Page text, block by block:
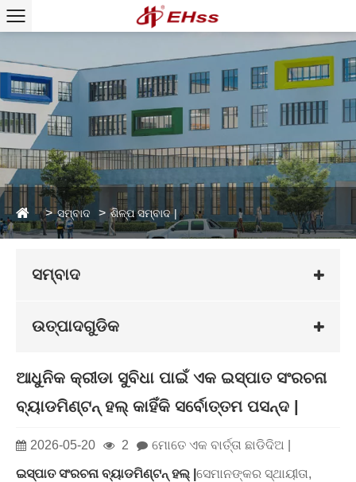
ସମ୍ବାଦ ଶିଳ୍ପ ସମ୍ବାଦ |
ସମ୍ବାଦ
ଉତ୍ପାଦଗୁଡିକ
ଆଧୁନିକ କ୍ରୀଡା ସୁବିଧା ପାଇଁ ଏକ ଇସ୍ପାତ ସଂରଚନା
ବ୍ୟାଡମିଣ୍ଟନ୍ ହଲ୍ କାହିଁକି ସର୍ବୋତ୍ତମ ପସନ୍ଦ |
2026-05-20 2 ମୋତେ ଏକ ବାର୍ତ୍ତା ଛାଡିଦିଅ |
ଇସ୍ପାତ ସଂରଚନା ବ୍ୟାଡମିଣ୍ଟନ୍ ହଲ୍ | ସେମାନଙ୍କର ସ୍ଥାୟୀତା,